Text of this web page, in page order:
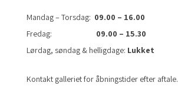
Mandag – Torsdag: 09.00 – 16.00
Fredag: 09.00 – 15.30
Lørdag, søndag & helligdage: Lukket
Kontakt galleriet for åbningstider efter aftale.